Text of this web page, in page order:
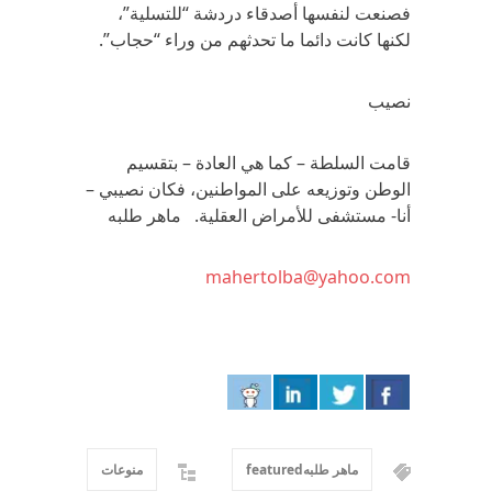
فصنعت لنفسها أصدقاء دردشة “للتسلية”،
لكنها كانت دائما ما تحدثهم من وراء “حجاب”.
نصيب
قامت السلطة – كما هي العادة – بتقسيم
الوطن وتوزيعه على المواطنين، فكان نصيبي –
أنا- مستشفى للأمراض العقلية. ماهر طلبه
mahertolba@yahoo.com
ماهر طلبهfeatured منوعات